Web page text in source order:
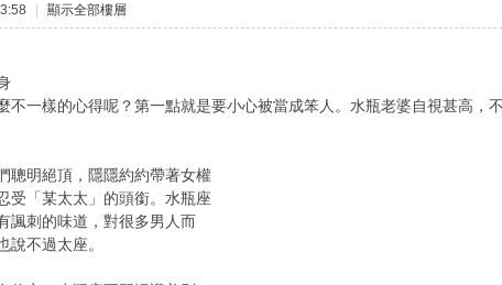
| 顯示全部樓層
不一樣的心得呢？第一點就是要小心被當成笨人。水瓶老婆自視甚高，
聰明絕頂，隱隱約約帶著女權
受「某太太」的頭銜。水瓶座
諷刺的味道，對很多男人而
說不過太座。